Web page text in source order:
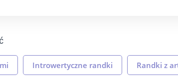
Introwertyczne randki Randki z